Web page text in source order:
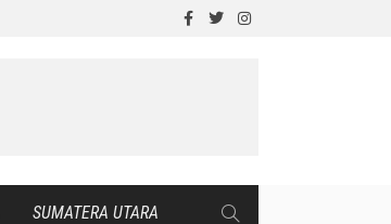
SUMATERA UTARA